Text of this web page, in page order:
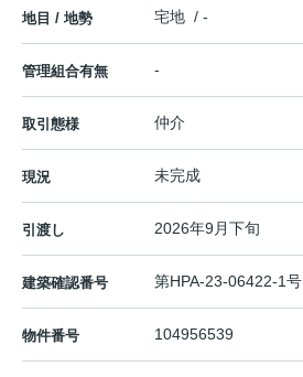
地目 / 地勢 宅地 / -
管理組合有無 -
取引態様 仲介
現況 未完成
引渡し 2026年9月下旬
建築確認番号 第HPA-23-06422-1号
物件番号 104956539